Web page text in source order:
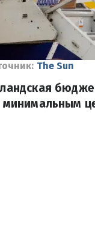
The Sun
минимальным